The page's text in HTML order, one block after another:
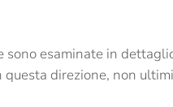
esaminate in
direzione, non